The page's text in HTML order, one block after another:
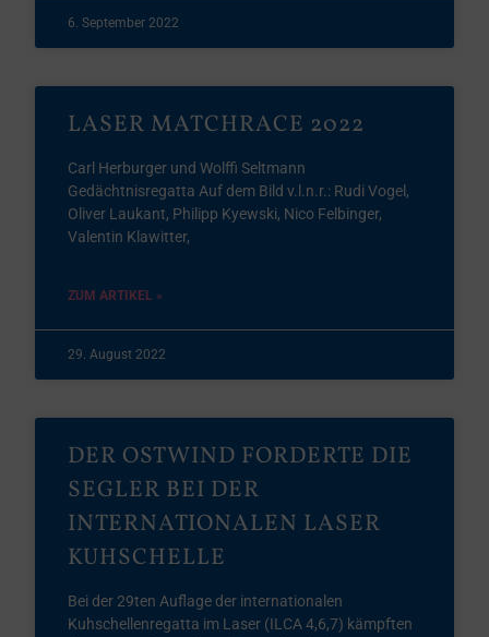
6. September 2022
LASER MATCHRACE 2022
Carl Herburger und Wolffi Seltmann
Gedächtnisregatta Auf dem Bild v.l.n.r.: Rudi Vogel,
Oliver Laukant, Philipp Kyewski, Nico Felbinger,
Valentin Klawitter,
ZUM ARTIKEL »
29. August 2022
DER OSTWIND FORDERTE DIE
SEGLER BEI DER
INTERNATIONALEN LASER
KUHSCHELLE
Bei der 29ten Auflage der internationalen
Kuhschellenregatta im Laser (ILCA 4,6,7) kämpften